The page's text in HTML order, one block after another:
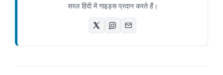
सरल हिंदी में गाइड्स प्रदान करते हैं।